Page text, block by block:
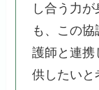
し合う力
も、この
護師と連携
供したいと